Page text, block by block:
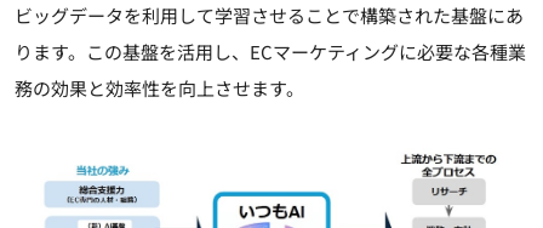
ビッグデータを利用して学習させることで構築された基盤にあ
ります。この基盤を活用し、ECマーケティングに必要な各種業
務の効果と効率性を向上させます。